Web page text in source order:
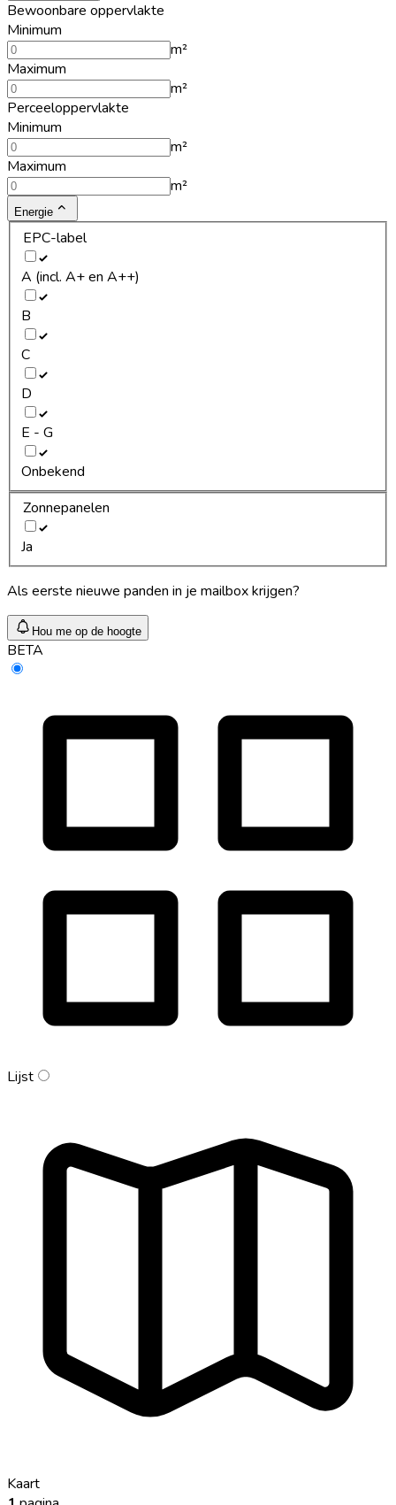
Bewoonbare oppervlakte
Minimum
m²
Maximum
m²
Perceeloppervlakte
Minimum
m²
Maximum
m²
Energie
EPC-label
A (incl. A+ en A++)
B
C
D
E - G
Onbekend
Zonnepanelen
Ja
Als eerste nieuwe panden in je mailbox krijgen?
Hou me op de hoogte
BETA
Lijst
Kaart